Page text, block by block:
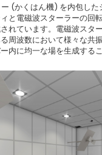
(かくはん機) を内包した
と電磁波スターラーの回
れています。電磁波スタ
周波数において様々な共
内に均一な場を生成する